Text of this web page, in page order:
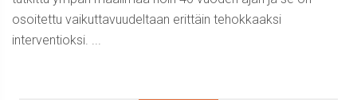
osoitettu vaikuttavuudeltaan erittäin tehokkaaksi
interventioksi. ...